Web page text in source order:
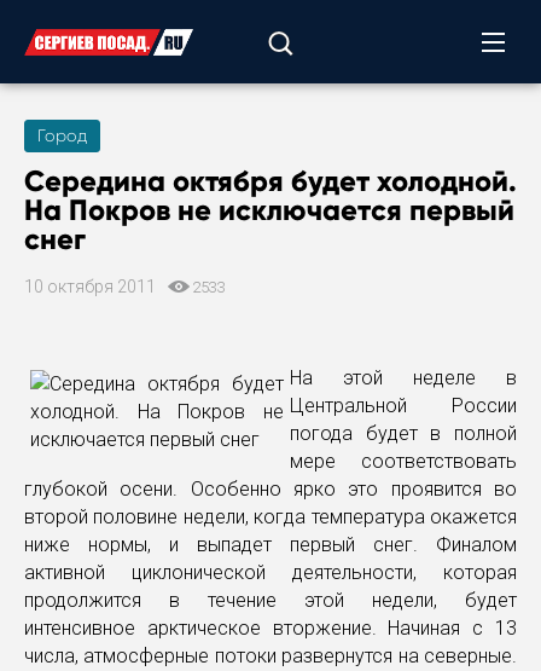
Город
Середина октября будет холодной.
На Покров не исключается первый
снег
10 октября 2011 2533
На этой неделе в
Центральной России
погода будет в полной
мере соответствовать
глубокой осени. Особенно ярко это проявится во
второй половине недели, когда температура окажется
ниже нормы, и выпадет первый снег. Финалом
активной циклонической деятельности, которая
продолжится в течение этой недели, будет
интенсивное арктическое вторжение. Начиная с 13
числа, атмосферные потоки развернутся на северные.